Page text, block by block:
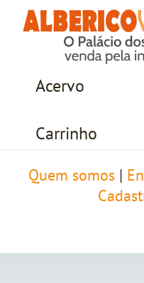
Acervo
Carrinho
Quem somos